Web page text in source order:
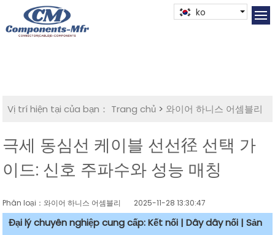
ko
Vị trí hiện tại của bạn： Trang chủ > 와이어 하니스 어셈블리
극세 동심선 케이블 선선径 선택 가
이드: 신호 주파수와 성능 매칭
Phân loại：와이어 하니스 어셈블리 2025-11-28 13:30:47
Đại lý chuyên nghiệp cung cấp: Kết nối | Dây dây nối | Sản